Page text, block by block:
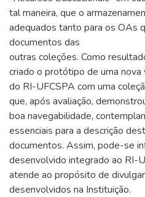
tal maneira, que o
adequados tanto para os OAs
documentos das
outras coleções. Como
criado o protótipo de uma nova
do RI-UFCSPA com uma
que, após avaliação,
boa navegabilidade,
essenciais para a descrição
documentos. Assim, pode-se
desenvolvido integrado ao RI-
atende ao propósito de
desenvolvidos na Instituição.